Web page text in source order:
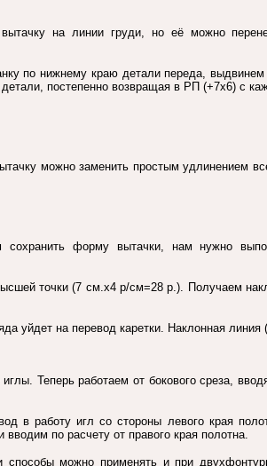
вытачку на линии груди, но её можно
по нижнему краю детали переда,
постепенно возвращая в РП (+7х6) с
можно заменить простым удлинением
форму вытачки, нам нужно
точки (7 см.х4 р/см=28 р.). Получаем
уйдет на перевод каретки. Наклонная линия
Теперь работаем от бокового среза,
в работу игл со стороны левого края
по расчету от правого края полотна.
можно применять и при